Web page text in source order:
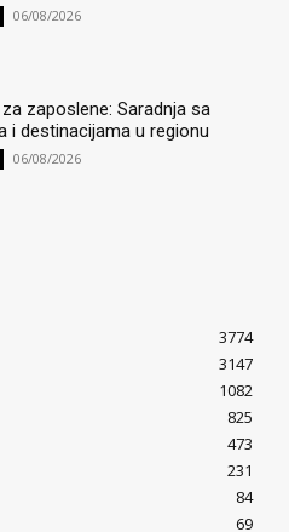
06/08/2026
zaposlene: Saradnja sa
i destinacijama u regionu
06/08/2026
3774
3147
1082
825
473
231
84
69